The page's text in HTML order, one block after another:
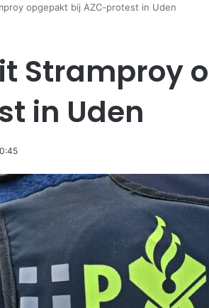
opgepakt bij AZC-protest in Uden
Stramproy
in Uden